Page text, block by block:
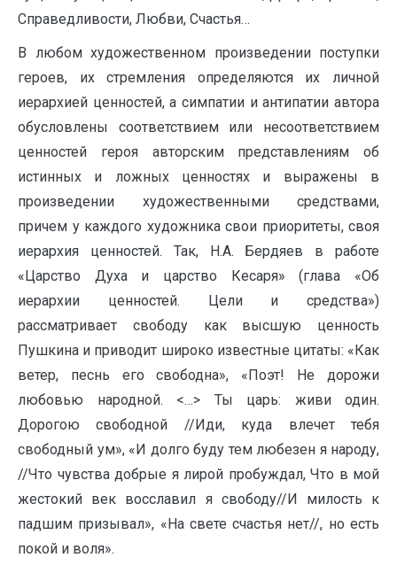
Справедливости, Любви, Счастья…
В любом художественном произведении поступки
героев, их стремления определяются их личной
иерархией ценностей, а симпатии и антипатии автора
обусловлены соответствием или несоответствием
ценностей героя авторским представлениям об
истинных и ложных ценностях и выражены в
произведении художественными средствами,
причем у каждого художника свои приоритеты, своя
иерархия ценностей. Так, Н.А. Бердяев в работе
«Царство Духа и царство Кесаря» (глава «Об
иерархии ценностей. Цели и средства»)
рассматривает свободу как высшую ценность
Пушкина и приводит широко известные цитаты: «Как
ветер, песнь его свободна», «Поэт! Не дорожи
любовью народной. <…> Ты царь: живи один.
Дорогою свободной //Иди, куда влечет тебя
свободный ум», «И долго буду тем любезен я народу,
//Что чувства добрые я лирой пробуждал, Что в мой
жестокий век восславил я свободу//И милость к
падшим призывал», «На свете счастья нет//, но есть
покой и воля».